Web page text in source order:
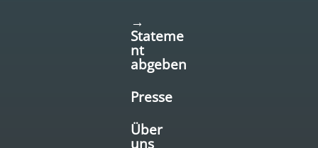
→
Stateme
nt
abgeben
Presse
Über
uns